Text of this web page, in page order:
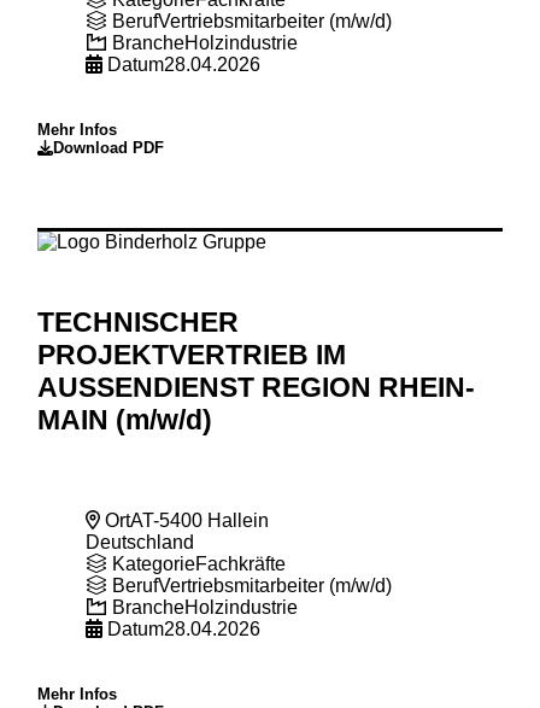
BerufVertriebsmitarbeiter (m/w/d)
BrancheHolzindustrie
Datum28.04.2026
Mehr Infos
Download PDF
TECHNISCHER
PROJEKTVERTRIEB IM
AUSSENDIENST REGION RHEIN-
MAIN (m/w/d)
OrtAT-5400 Hallein
Deutschland
KategorieFachkräfte
BerufVertriebsmitarbeiter (m/w/d)
BrancheHolzindustrie
Datum28.04.2026
Mehr Infos